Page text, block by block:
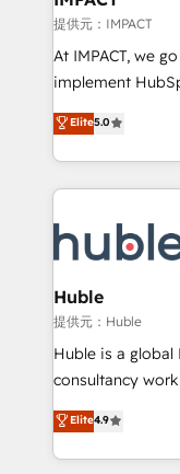
of your tech stack,
WooCommerce
Netsuite 🤖
the rare
Accreditation,
new HubSpot
CRM Migrations
提供元：IMPACT
At IMPACT, we
implement HubSpot. We teach your
master it. As the creators of the Endless Customers
System™ (the
Answer), we’re
entirely around
skills,
attract the right
without outside
Set up, audit,
Get your sales
pipeline and
growth • Create
buyers • Use AI to scale
Elite5.0
Huble
提供元：Huble
Huble is a
consultancy
businesses. We go beyond implementation, shaping
the strategy,
HubSpot into a
Elite4.9